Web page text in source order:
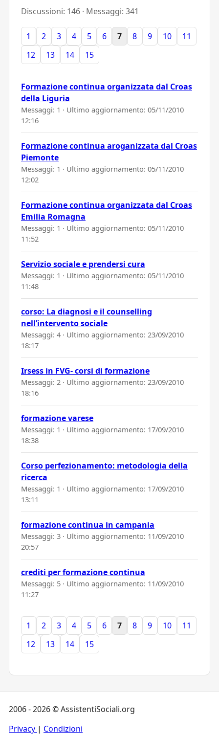
Discussioni: 146 · Messaggi: 341
1 2 3 4 5 6 7 8 9 10
11
12
13 14 15
Formazione continua organizzata dal Croas
della Liguria
Messaggi: 1 · Ultimo aggiornamento: 05/11/2010
12:16
Formazione continua aroganizzata dal Croas
Piemonte
Messaggi: 1 · Ultimo aggiornamento: 05/11/2010
12:02
Formazione continua organizzata dal Croas
Emilia Romagna
Messaggi: 1 · Ultimo aggiornamento: 05/11/2010
11:52
Servizio sociale e prendersi cura
Messaggi: 1 · Ultimo aggiornamento: 05/11/2010
11:48
corso: La diagnosi e il counselling
nell’intervento sociale
Messaggi: 4 · Ultimo aggiornamento: 23/09/2010
18:17
Irsess in FVG- corsi di formazione
Messaggi: 2 · Ultimo aggiornamento: 23/09/2010
18:16
formazione varese
Messaggi: 1 · Ultimo aggiornamento: 17/09/2010
18:38
Corso perfezionamento: metodologia della
ricerca
Messaggi: 1 · Ultimo aggiornamento: 17/09/2010
13:11
formazione continua in campania
Messaggi: 3 · Ultimo aggiornamento: 11/09/2010
20:57
crediti per formazione continua
Messaggi: 5 · Ultimo aggiornamento: 11/09/2010
11:27
1 2 3 4 5 6 7 8 9 10
11
12
13 14 15
2006 - 2026 © AssistentiSociali.org
Privacy | Condizioni